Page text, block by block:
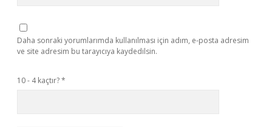
Daha sonraki yorumlarımda kullanılması için adım, e-posta adresim
ve site adresim bu tarayıcıya kaydedilsin.
10 - 4 kaçtır?*